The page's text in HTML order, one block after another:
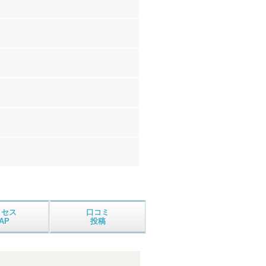
ス
口コミ
投稿